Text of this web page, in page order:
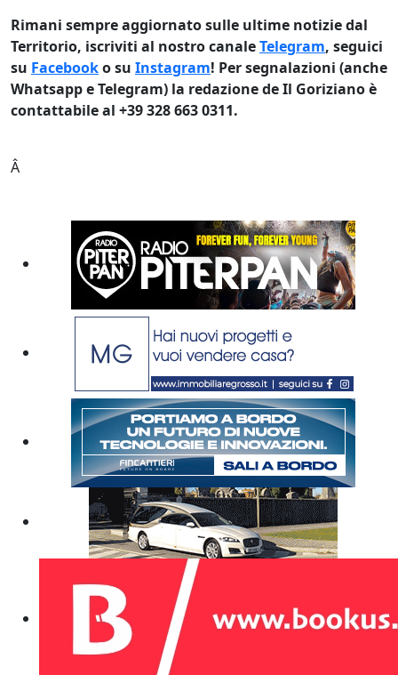
Rimani sempre aggiornato sulle ultime notizie dal
Territorio, iscriviti al nostro canaleTelegram, seguici
su Facebooko su Instagram! Per segnalazioni (anche
Whatsapp e Telegram) la redazione de Il Goriziano è
contattabile al +39 328 663 0311.
Â